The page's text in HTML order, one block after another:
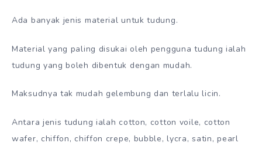
Ada banyak jenis material untuk tudung.
Material yang paling disukai oleh pengguna tudung ialah
tudung yang boleh dibentuk dengan mudah.
Maksudnya tak mudah gelembung dan terlalu licin.
Antara jenis tudung ialah cotton, cotton voile, cotton
wafer, chiffon, chiffon crepe, bubble, lycra, satin, pearl